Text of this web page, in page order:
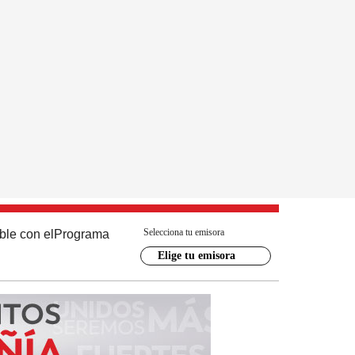
con el Programa Selecciona tu emisora
Elige tu emisora